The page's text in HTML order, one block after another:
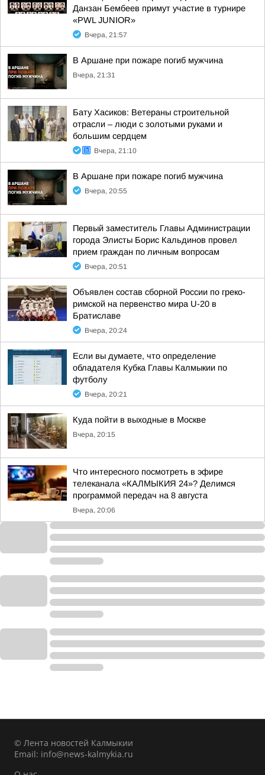
Данзан Бембеев примут участие в турнире
«PWL JUNIOR»
Вчера, 21:57
В Аршане при пожаре погиб мужчина
Вчера, 21:31
Бату Хасиков: Ветераны строительной
отрасли – люди с золотыми руками и
большим сердцем
Вчера, 21:10
В Аршане при пожаре погиб мужчина
Вчера, 20:55
Первый заместитель Главы Администрации
города Элисты Борис Кальдинов провел
прием граждан по личным вопросам
Вчера, 20:51
Объявлен состав сборной России по греко-
римской на первенство мира U-20 в
Братиславе
Вчера, 20:24
Если вы думаете, что определение
обладателя Кубка Главы Калмыкии по
футболу
Вчера, 20:21
Куда пойти в выходные в Москве
Вчера, 20:15
Что интересного посмотреть в эфире
телеканала «КАЛМЫКИЯ 24»? Делимся
программой передач на 8 августа
Вчера, 20:06
© Лента новостей Калмыкии
Email: info@news-kalmykia.ru